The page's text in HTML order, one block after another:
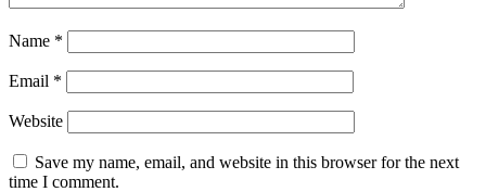
Name *
Email *
Website
Save my name, email, and website in this browser for the next
time I comment.